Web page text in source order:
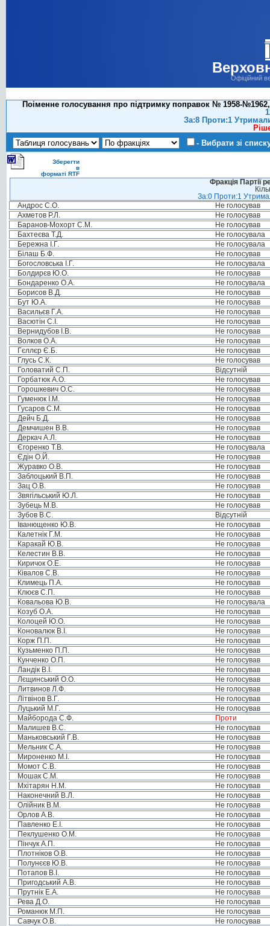
Офіційний
Поіменне голосування про підтримку поправок № 1958-
За:8 Проти:1
- Вибрати зі
Зберегти
в
форматі RTF
Фракція Партії
За:0 Проти:1
Андрос С.О.
Не голосував
Ахметов Р.Л.
Не голосував
Баранов-Мохорт С.М.
Не голосував
Бахтеєва Т.Д.
Не голосувала
Бережна І.Г.
Не голосувала
Білаш Б.Ф.
Не голосував
Богословська І.Г.
Не голосувала
Болдирєв Ю.О.
Не голосував
Бондаренко О.А.
Не голосувала
Борисов В.Д.
Не голосував
Бут Ю.А.
Не голосував
Васильєв Г.А.
Не голосував
Васютін С.І.
Не голосував
Вернидубов І.В.
Не голосував
Волков О.А.
Не голосував
Гєллєр Є.Б.
Не голосував
Глусь С.К.
Не голосував
Головатий С.П.
Відсутній
Горбатюк А.О.
Не голосував
Горошкевич О.С.
Не голосував
Гуменюк І.М.
Не голосував
Гусаров С.М.
Не голосував
Дейч Б.Д.
Не голосував
Демчишен В.В.
Не голосував
Деркач А.Л.
Не голосував
Єгоренко Т.В.
Не голосувала
Єдін О.Й.
Не голосував
Журавко О.В.
Не голосував
Заблоцький В.П.
Не голосував
Зац О.В.
Не голосував
Звягільський Ю.Л.
Не голосував
Зубець М.В.
Не голосував
Зубов В.С.
Відсутній
Іванющенко Ю.В.
Не голосував
Калетнік Г.М.
Не голосував
Каракай Ю.В.
Не голосував
Келестин В.В.
Не голосував
Киричок О.Е.
Не голосував
Ківалов С.В.
Не голосував
Климець П.А.
Не голосував
Клюєв С.П.
Не голосував
Ковальова Ю.В.
Не голосувала
Козуб О.А.
Не голосував
Колоцей Ю.О.
Не голосував
Коновалюк В.І.
Не голосував
Корж П.П.
Не голосував
Кузьменко П.П.
Не голосував
Кунченко О.П.
Не голосував
Ландік В.І.
Не голосував
Лєщинський О.О.
Не голосував
Литвинов Л.Ф.
Не голосував
Літвінов В.Г.
Не голосував
Луцький М.Г.
Не голосував
Майборода С.Ф.
Проти
Малишев В.С.
Не голосував
Маньковський Г.В.
Не голосував
Мельник С.А.
Не голосував
Мироненко М.І.
Не голосував
Момот С.В.
Не голосував
Мошак С.М.
Не голосував
Мхітарян Н.М.
Не голосував
Наконечний В.Л.
Не голосував
Олійник В.М.
Не голосував
Орлов А.В.
Не голосував
Павленко Е.І.
Не голосував
Пеклушенко О.М.
Не голосував
Пінчук А.П.
Не голосував
Плотніков О.В.
Не голосував
Полунєєв Ю.В.
Не голосував
Потапов В.І.
Не голосував
Пригодський А.В.
Не голосував
Прутнік Е.А.
Не голосував
Рева Д.О.
Не голосував
Романюк М.П.
Не голосував
Савчук О.В.
Не голосував